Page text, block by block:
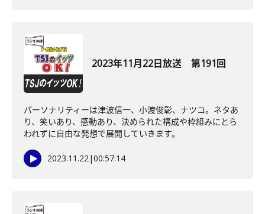
2023年11月22日放送 第191回
パーソナリティーは津波信一、小渡俊彰、ナツコ。ネタあ
り、笑いあり、感動あり、決められた構成や枠組みにとら
われずに自由な発想で展開していきます。
2023.11.22|00:57:14